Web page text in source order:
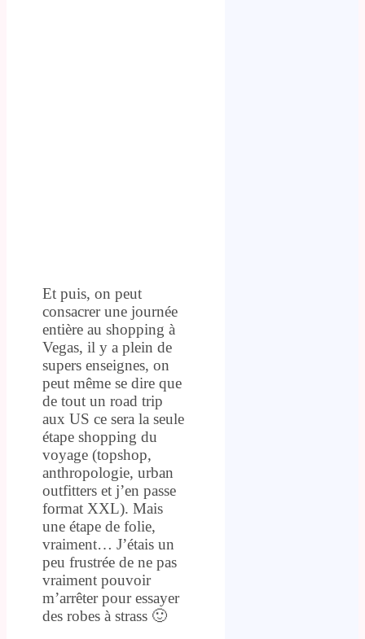
Et puis, on peut
consacrer une journée
entière au shopping à
Vegas, il y a plein de
supers enseignes, on
peut même se dire que
de tout un road trip
aux US ce sera la seule
étape shopping du
voyage (topshop,
anthropologie, urban
outfitters et j’en passe
format XXL). Mais
une étape de folie,
vraiment… J’étais un
peu frustrée de ne pas
vraiment pouvoir
m’arrêter pour essayer
des robes à strass 🙂